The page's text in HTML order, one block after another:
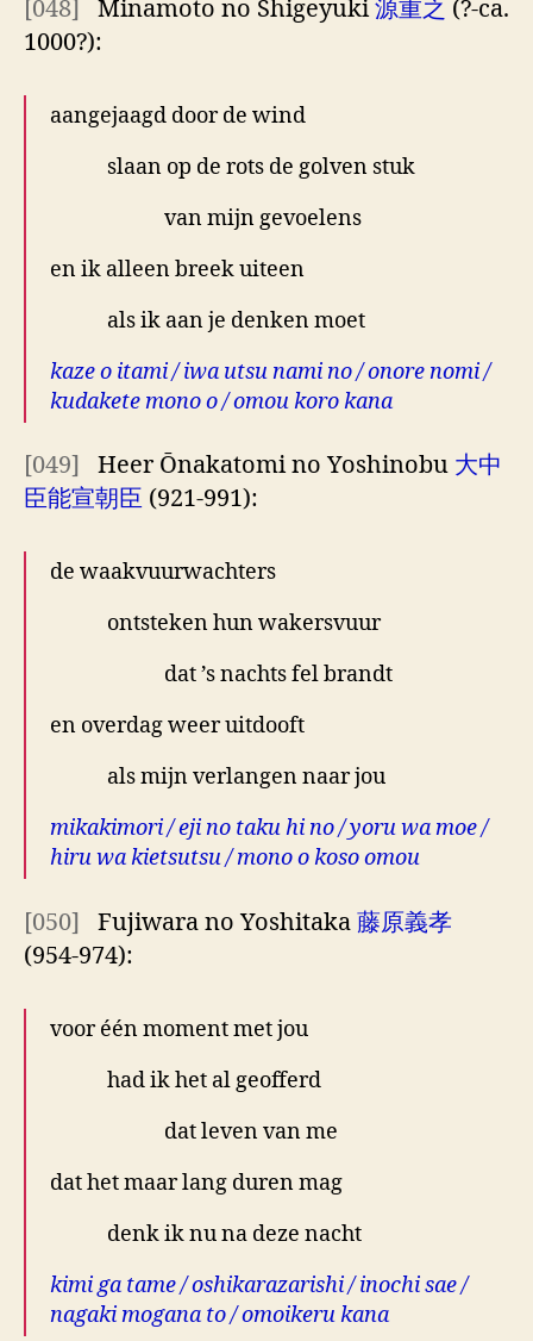
[048] Minamoto no Shigeyuki源重之 (?-ca.
1000?):
aangejaagd door de wind
slaan op de rots de golven stuk
van mijn gevoelens
en ik alleen breek uiteen
als ik aan je denken moet
kaze o itami / iwa utsu nami no / onore nomi /
kudakete mono o / omou koro kana
[049] Heer Ōnakatomi no Yoshinobu 大中
臣能宣朝臣 (921-991):
de waakvuurwachters
ontsteken hun wakersvuur
dat ’s nachts fel brandt
en overdag weer uitdooft
als mijn verlangen naar jou
mikakimori / eji no taku hi no / yoru wa moe /
hiru wa kietsutsu / mono o koso omou
[050] Fujiwara no Yoshitaka 藤原義孝
(954-974):
voor één moment met jou
had ik het al geofferd
dat leven van me
dat het maar lang duren mag
denk ik nu na deze nacht
kimi ga tame / oshikarazarishi / inochi sae /
nagaki mogana to / omoikeru kana